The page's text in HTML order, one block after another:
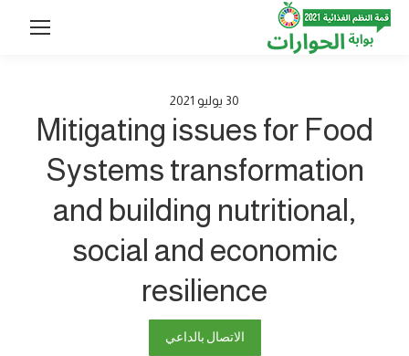
30 يوليو 2021
Mitigating issues for Food
Systems transformation
and building nutritional,
social and economic
resilience
الاتصال بالداعي